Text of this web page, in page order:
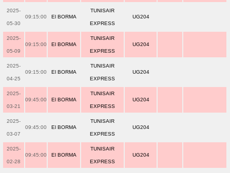
2025-
05-30
09:15:00 El BORMA
TUNISAIR
EXPRESS
UG204
2025-
05-09
09:15:00 El BORMA
TUNISAIR
EXPRESS
UG204
2025-
04-25
09:15:00 El BORMA
TUNISAIR
EXPRESS
UG204
2025-
03-21
09:45:00 El BORMA
TUNISAIR
EXPRESS
UG204
2025-
03-07
09:45:00 El BORMA
TUNISAIR
EXPRESS
UG204
2025-
02-28
09:45:00 El BORMA
TUNISAIR
EXPRESS
UG204